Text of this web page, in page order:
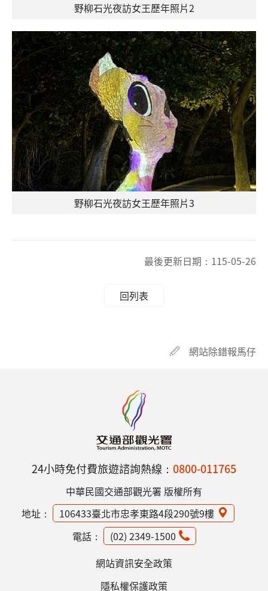
野柳石光夜訪女王歷年照片2
野柳石光夜訪女王歷年照片3
最後更新日期： 115-05-26
回列表
網站除錯報馬仔
24小時免付費旅遊諮詢熱線： 0800-011765
中華民國交通部觀光署 版權所有
地址：
106433臺北市忠孝東路4段290號9樓
電話：
(02) 2349-1500
網站資訊安全政策
隱私權保護政策